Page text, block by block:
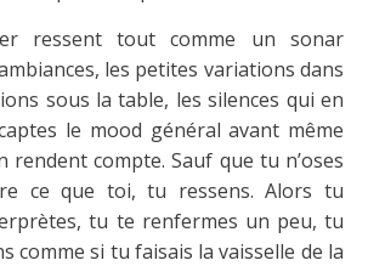
ressent tout comme un sonar
les petites variations dans
sous la table, les silences qui en
le mood général avant même
rendent compte. Sauf que tu n’oses
ce que toi, tu ressens. Alors tu
tu te renfermes un peu, tu
comme si tu faisais la vaisselle de la